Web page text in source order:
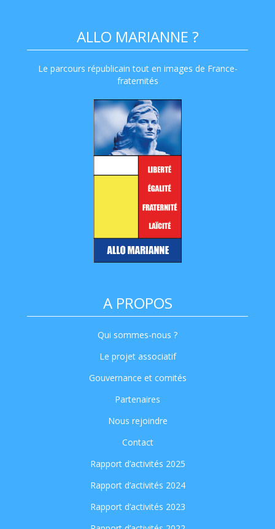
ALLO MARIANNE ?
Le parcours républicain tout en images de France-
fraternités
A PROPOS
Qui sommes-nous ?
Le projet associatif
Gouvernance et comités
Partenaires
Nous rejoindre
Contact
Rapport d’activités 2025
Rapport d’activités 2024
Rapport d’activités 2023